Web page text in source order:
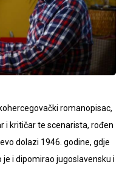
romanopisac,
i kritičar te scenarista, rođen
dolazi 1946. godine, gdje
i dipomirao jugoslavensku i